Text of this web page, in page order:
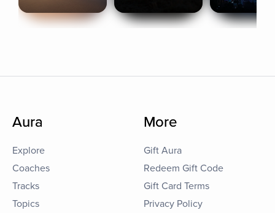
Aura
Explore
Coaches
Tracks
Topics
More
Gift Aura
Redeem Gift Code
Gift Card Terms
Privacy Policy